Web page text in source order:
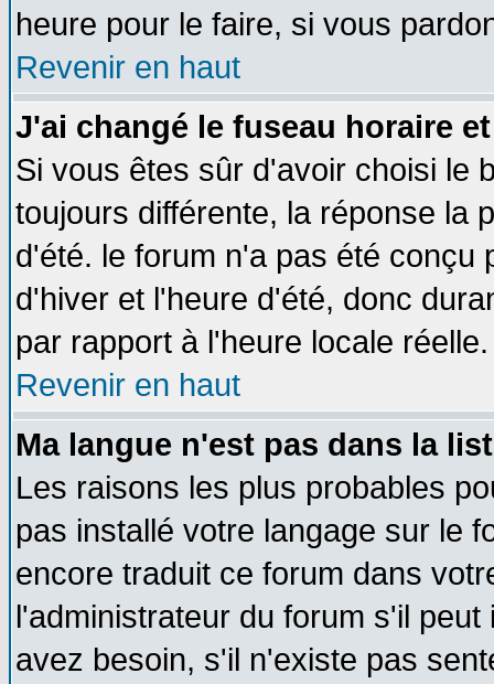
heure pour le faire, si vous
Revenir en haut
J'ai changé le fuseau horaire
Si vous êtes sûr d'avoir choisi le
toujours différente, la réponse la
d'été. le forum n'a pas été conçu
d'hiver et l'heure d'été, donc
par rapport à l'heure locale réelle.
Revenir en haut
Ma langue n'est pas dans la
Les raisons les plus probables
pas installé votre langage sur le
encore traduit ce forum dans
l'administrateur du forum s'il
avez besoin, s'il n'existe pas